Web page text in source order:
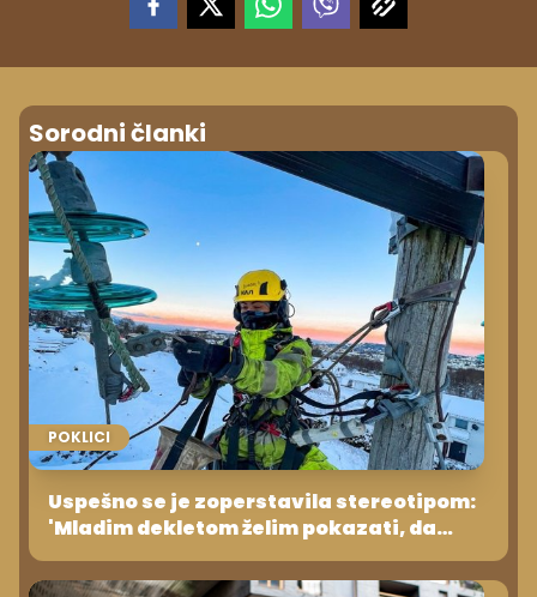
Sorodni članki
POKLICI
Uspešno se je zoperstavila stereotipom:
'Mladim dekletom želim pokazati, da